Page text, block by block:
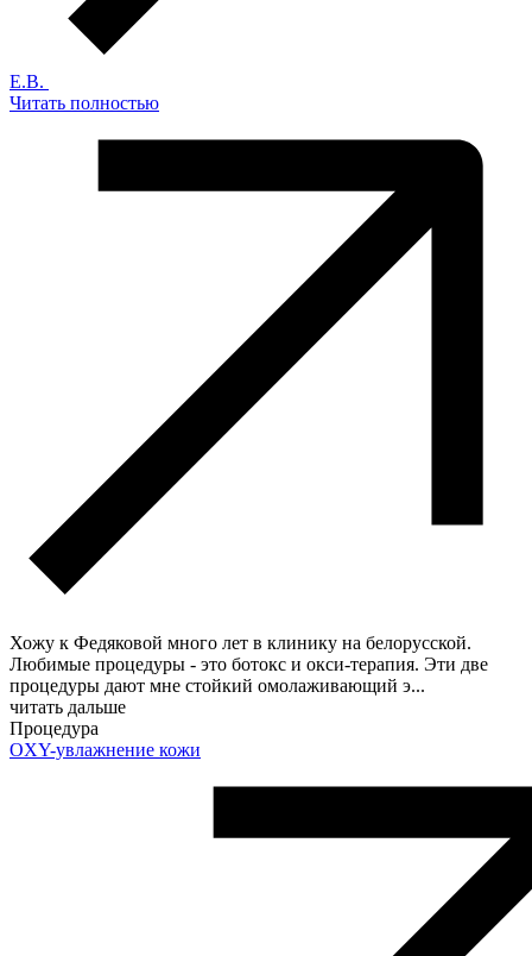
Е.В.
Читать полностью
Хожу к Федяковой много лет в клинику на белорусской.
Любимые процедуры - это ботокс и окси-терапия. Эти две
процедуры дают мне стойкий омолаживающий э...
читать дальше
Процедура
OXY-увлажнение кожи